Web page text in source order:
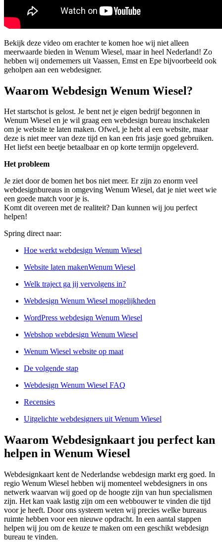
Bekijk deze video om erachter te komen hoe wij niet alleen
meerwaarde bieden in Wenum Wiesel, maar in heel Nederland! Zo
hebben wij ondernemers uit Vaassen, Emst en Epe bijvoorbeeld ook
geholpen aan een webdesigner.
Waarom Webdesign Wenum Wiesel?
Het startschot is gelost. Je bent net je eigen bedrijf begonnen in
Wenum Wiesel en je wil graag een webdesign bureau inschakelen
om je website te laten maken. Ofwel, je hebt al een website, maar
deze is niet meer van deze tijd en kan een fris jasje goed gebruiken.
Het liefst een beetje betaalbaar en op korte termijn opgeleverd.
Het probleem
Je ziet door de bomen het bos niet meer. Er zijn zo enorm veel
webdesignbureaus in omgeving Wenum Wiesel, dat je niet weet wie
een goede match voor je is.
Komt dit overeen met de realiteit? Dan kunnen wij jou perfect
helpen!
Spring direct naar:
Hoe werkt webdesign Wenum Wiesel
Website laten makenWenum Wiesel
Welk traject ga jij vervolgens in?
Webdesign Wenum Wiesel mogelijkheden
WordPress webdesign Wenum Wiesel
Webshop webdesign Wenum Wiesel
Wenum Wiesel website op maat
De volgende stap
Webdesign Wenum Wiesel FAQ
Recensies
Uitgelichte webdesigners uit Wenum Wiesel
Waarom Webdesignkaart jou perfect kan
helpen in Wenum Wiesel
Webdesignkaart kent de Nederlandse webdesign markt erg goed. In
regio Wenum Wiesel hebben wij momenteel webdesigners in ons
netwerk waarvan wij goed op de hoogte zijn van hun specialismen
zijn. Het kan vaak lastig zijn om een webbouwer te vinden die tijd
voor je heeft. Door ons systeem weten wij precies welke bureaus
ruimte hebben voor een nieuwe opdracht. In een aantal stappen
helpen wij jou om de keuze te maken om een geschikt webdesign
bureau te vinden.